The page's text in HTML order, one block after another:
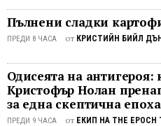
Пълнени сладки
ПРЕДИ 8 ЧАСА от КРИСТИЙН БИЙЛ
Одисеята на антигероя:
Кристофър Нолан
за една скептична епоха
ПРЕДИ 9 ЧАСА от ЕКИП НА THE EPOCH